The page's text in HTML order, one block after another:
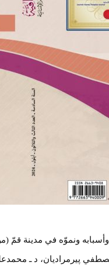
ونموّه في مدينة قمّ
پيرمراديان، د ـ